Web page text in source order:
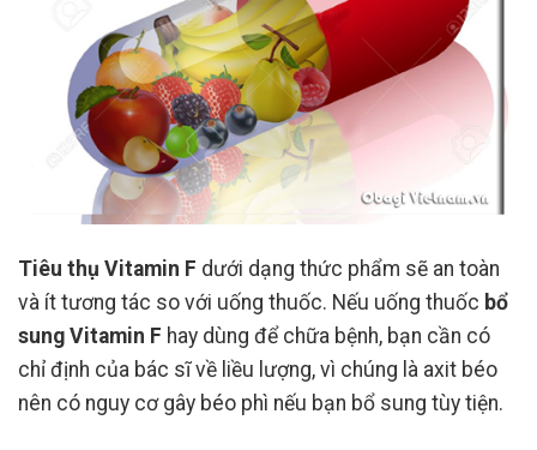
Tiêu thụ Vitamin F dưới dạng thức phẩm sẽ an toàn
và ít tương tác so với uống thuốc. Nếu uống thuốc bổ
sung Vitamin F hay dùng để chữa bệnh, bạn cần có
chỉ định của bác sĩ về liều lượng, vì chúng là axit béo
nên có nguy cơ gây béo phì nếu bạn bổ sung tùy tiện.